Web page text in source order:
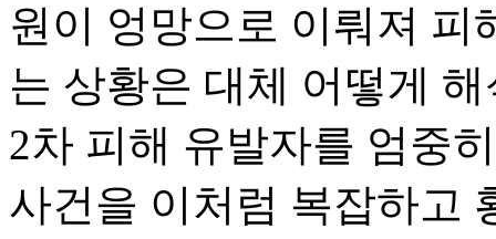
원이 엉망으로 이뤄져 피
는 상황은 대체 어떻게
2차 피해 유발자를 엄중
사건을 이처럼 복잡하고